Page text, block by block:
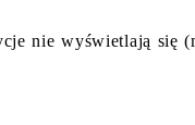
nie wyświetlają